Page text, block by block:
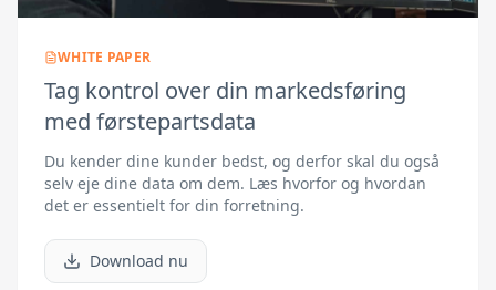
WHITE PAPER
Tag kontrol over din markedsføring
med førstepartsdata
Du kender dine kunder bedst, og derfor skal du også
selv eje dine data om dem. Læs hvorfor og hvordan
det er essentielt for din forretning.
Download nu